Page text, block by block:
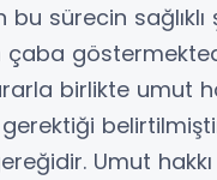
bu sürecin sağlıklı
çaba
birlikte umut
Umut hakkı